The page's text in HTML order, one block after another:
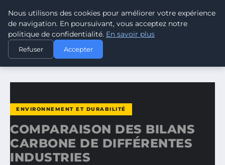
CLIMATE RESPONSE BLOG
ACCUEIL
ENVIRONNEMENT ET DURABILITÉ
COMPARAISON DES BILANS CARBONE DE DIFFÉRENTES…
ENVIRONNEMENT ET DURABILITÉ
COMPARAISON DES BILANS
CARBONE DE DIFFÉRENTES
INDUSTRIES
Nous utilisons des cookies pour améliorer votre expérience
de navigation. En poursuivant, vous acceptez notre
politique de confidentialité. En savoir plus
Refuser Accepter